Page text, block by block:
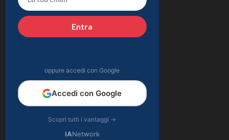
4
emozionanti in
motoslitta sul
secondo ghiacciaio
più grande d’Islanda.
Giovanni: verità
inaspettate svelate.
Entra
oppure accedi con Google
Accedi con Google
Scopri tutti i vantaggi →
IANetwork